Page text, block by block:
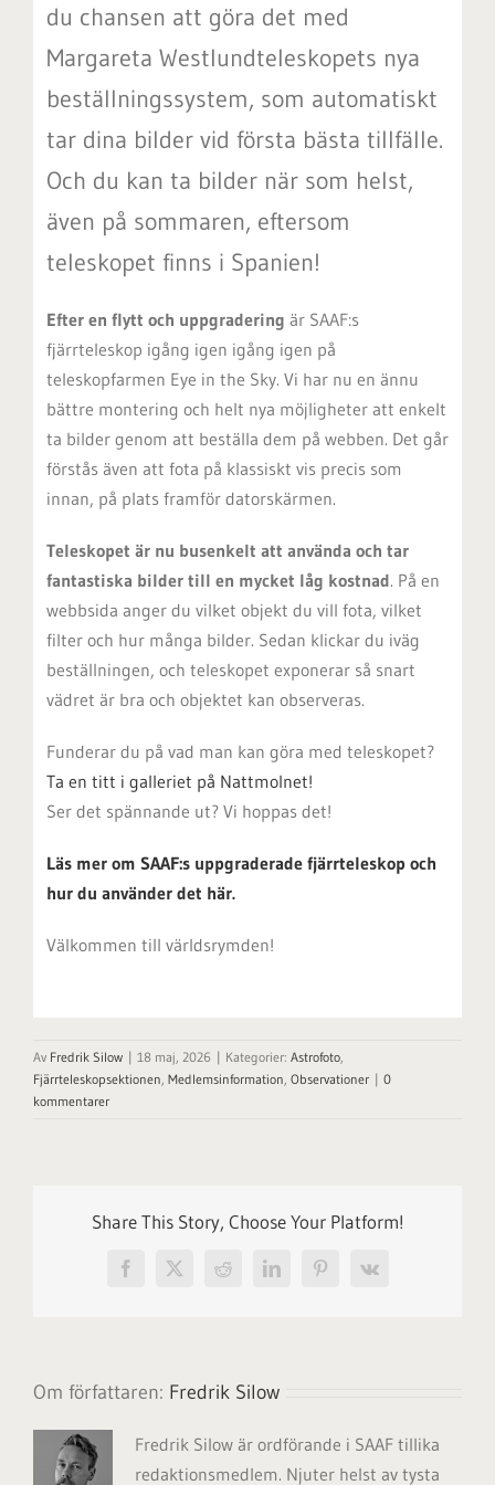
du chansen att göra det med
Margareta Westlundteleskopets nya
beställningssystem, som automatiskt
tar dina bilder vid första bästa tillfälle.
Och du kan ta bilder när som helst,
även på sommaren, eftersom
teleskopet finns i Spanien!
Efter en flytt och uppgradering är SAAF:s
fjärrteleskop igång igen igång igen på
teleskopfarmen Eye in the Sky. Vi har nu en ännu
bättre montering och helt nya möjligheter att enkelt
ta bilder genom att beställa dem på webben. Det går
förstås även att fota på klassiskt vis precis som
innan, på plats framför datorskärmen.
Teleskopet är nu busenkelt att använda och tar
fantastiska bilder till en mycket låg kostnad. På en
webbsida anger du vilket objekt du vill fota, vilket
filter och hur många bilder. Sedan klickar du iväg
beställningen, och teleskopet exponerar så snart
vädret är bra och objektet kan observeras.
Funderar du på vad man kan göra med teleskopet?
Ta en titt i galleriet på Nattmolnet!
Ser det spännande ut? Vi hoppas det!
Läs mer om SAAF:s uppgraderade fjärrteleskop och
hur du använder det här.
Välkommen till världsrymden!
Av Fredrik Silow | 18 maj, 2026 | Kategorier: Astrofoto
Fjärrteleskopsektionen Medlemsinformation Observationer | 0
kommentarer
Share This Story, Choose Your Platform!
Facebook
X RedditLinkedInPinterest
Vk
Om författaren: Fredrik Silow
Fredrik Silow är ordförande i SAAF tillika
redaktionsmedlem. Njuter helst av tysta